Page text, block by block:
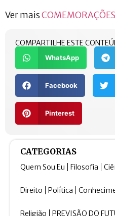
Ver mais
COMPARTILHE ESTE
WhatsApp
Facebook
Pinterest
CATEGORIAS
Quem Sou Eu Filosofia
Direito Política
Religião PREVISÃO DO